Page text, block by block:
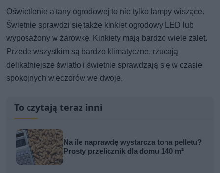
Oświetlenie altany ogrodowej to nie tylko lampy wiszące.
Świetnie sprawdzi się także kinkiet ogrodowy LED lub
wyposażony w żarówkę. Kinkiety mają bardzo wiele zalet.
Przede wszystkim są bardzo klimatyczne, rzucają
delikatniejsze światło i świetnie sprawdzają się w czasie
spokojnych wieczorów we dwoje.
To czytają teraz inni
Na ile naprawdę wystarcza tona pelletu?
Prosty przelicznik dla domu 140 m²